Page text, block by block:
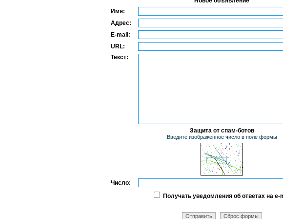
Имя:
Адрес:
E-mail:
URL:
Текст:
Защита от спам-ботов
Введите изображенное число в поле формы
Число:
Получать уведомления об ответах на e-